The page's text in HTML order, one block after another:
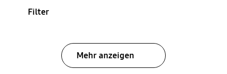
Filter
Mehr anzeigen